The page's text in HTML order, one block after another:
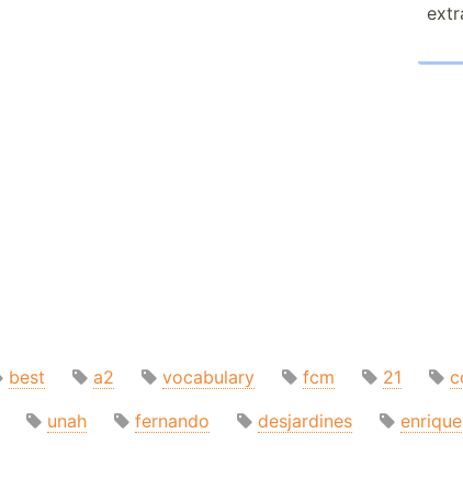
best a2 vocabulary fcm 21
unah fernando desjardines enrique